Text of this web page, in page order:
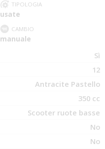
TIPOLOGIA
usate
CAMBIO
manuale
Sì
12
Antracite Pastello
350 cc
Scooter ruote basse
No
No